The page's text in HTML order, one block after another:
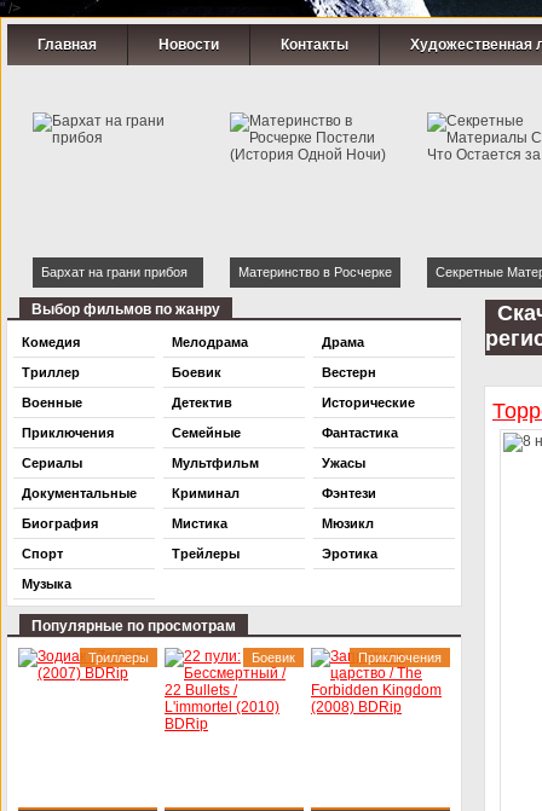
" />
Главная Новости Контакты Художественная
Бархат на грани прибоя
Материнство в Росчерке
Секретные
Страсти: Что
Выбор фильмов по жанру
Комедия
Триллер
Военные
Приключения
Сериалы
Документальные
Биография
Спорт
Музыка
Мелодрама
Боевик
Детектив
Семейные
Мультфильм
Криминал
Мистика
Трейлеры
Драма
Вестерн
Исторические
Фантастика
Ужасы
Фэнтези
Мюзикл
Эротика
Популярные по просмотрам
Триллеры Боевик Приключения